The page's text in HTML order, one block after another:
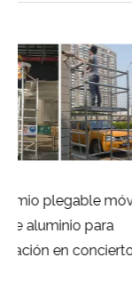
Andamios
plegables de
de venta